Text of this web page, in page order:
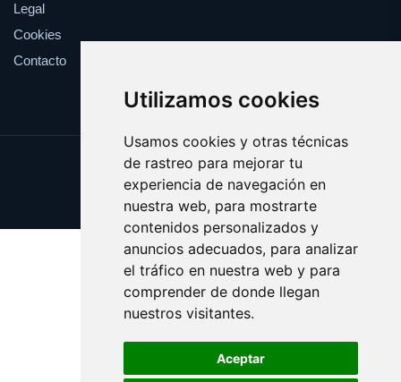
Utilizamos cookies
Usamos cookies y otras técnicas
de rastreo para mejorar tu
experiencia de navegación en
nuestra web, para mostrarte
contenidos personalizados y
anuncios adecuados, para analizar
el tráfico en nuestra web y para
comprender de donde llegan
nuestros visitantes.
Aceptar
Legal
Cookies
Contacto
Update cookies preferences
Copyright © 2025 vertedero.es